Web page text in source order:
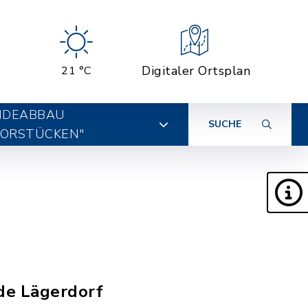
21 °C Digitaler Ortsplan
SUCHE
Lägerdorf